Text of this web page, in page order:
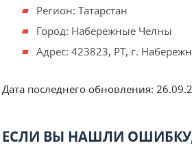
Регион: Татарстан
Город: Набережные Челны
Адрес: 423823, РТ, г.
Дата последнего обновления:
ЕСЛИ ВЫ НАШЛИ